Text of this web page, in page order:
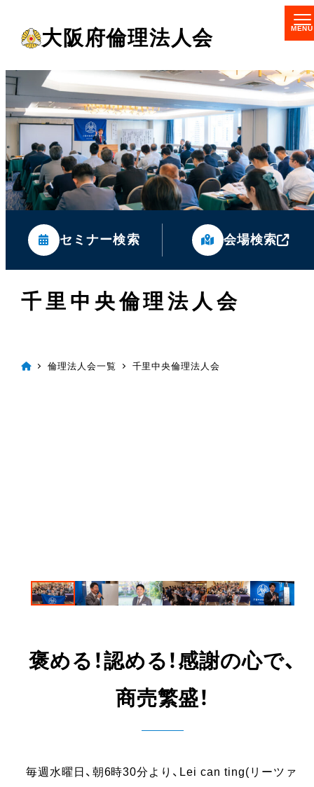
コ
ン
テ
ン
ツ
へ
大阪府倫理法人会
セミナー検索 会場検索
千里中央倫理法人会
倫理法人会一覧 千里中央倫理法人会
褒める！認める！感謝の心で、
商売繁盛！
毎週水曜日、朝6時30分より、Lei can ting(リーツァ